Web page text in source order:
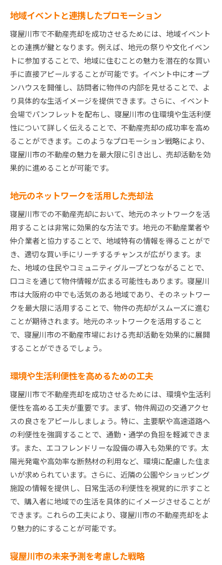
地域イベントと連携したプロモーション
寝屋川市で不動産売却を成功させるためには、地域イベント
との連携が鍵となります。例えば、地元の祭りや文化イベン
トに参加することで、地域に住むことの魅力を潜在的な買い
手に直接アピールすることが可能です。イベント中にオープ
ンハウスを開催し、訪問者に物件の内部を見せることで、よ
り具体的な生活イメージを提供できます。さらに、イベント
会場でパンフレットを配布し、寝屋川市の住環境や生活利便
性について詳しく伝えることで、不動産売却の成功率を高め
ることができます。このようなプロモーション戦略により、
寝屋川市の不動産の魅力を最大限に引き出し、売却活動を効
果的に進めることが可能です。
地元のネットワークを活用した売却法
寝屋川市での不動産売却において、地元のネットワークを活
用することは非常に効果的な方法です。地元の不動産業者や
仲介業者と協力することで、地域特有の情報を得ることがで
き、適切な買い手にリーチするチャンスが広がります。ま
た、地域の住民やコミュニティグループとつながることで、
口コミを通じて物件情報が広まる可能性もあります。寝屋川
市は大阪府の中でも活気のある地域であり、そのネットワー
クを最大限に活用することで、物件の売却がスムーズに進む
ことが期待されます。地元のネットワークを活用すること
で、寝屋川市の不動産市場における売却活動を効果的に展開
することができるでしょう。
環境や生活利便性を高めるための工夫
寝屋川市で不動産売却を成功させるためには、環境や生活利
便性を高める工夫が重要です。まず、物件周辺の交通アクセ
スの良さをアピールしましょう。特に、主要駅や高速道路へ
の利便性を強調することで、通勤・通学の負担を軽減できま
す。また、エコフレンドリーな設備の導入も効果的です。太
陽光発電や高効率な断熱材の利用など、環境に配慮した住ま
いが求められています。さらに、近隣の公園やショッピング
施設の情報を提供し、日常生活の利便性を視覚的に示すこと
で、購入者に地域での生活を具体的にイメージさせることが
できます。これらの工夫により、寝屋川市の不動産売却をよ
り魅力的にすることが可能です。
寝屋川市の未来予測を考慮した戦略